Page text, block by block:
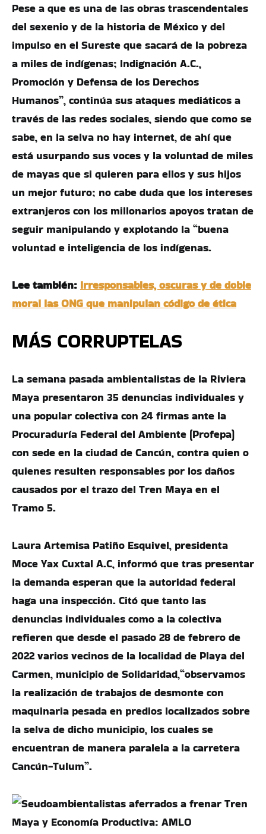
Pese a que es una de las obras trascendentales
del sexenio y de la historia de México y del
impulso en el Sureste que sacará de la pobreza
a miles de indígenas; Indignación A.C.,
Promoción y Defensa de los Derechos
Humanos”, continúa sus ataques mediáticos a
través de las redes sociales, siendo que como se
sabe, en la selva no hay internet, de ahí que
está usurpando sus voces y la voluntad de miles
de mayas que si quieren para ellos y sus hijos
un mejor futuro; no cabe duda que los intereses
extranjeros con los millonarios apoyos tratan de
seguir manipulando y explotando la “buena
voluntad e inteligencia de los indígenas.
Lee también: Irresponsables, oscuras y de doble
moral las ONG que manipulan código de ética
MÁS CORRUPTELAS
La semana pasada ambientalistas de la Riviera
Maya presentaron 35 denuncias individuales y
una popular colectiva con 24 firmas ante la
Procuraduría Federal del Ambiente (Profepa)
con sede en la ciudad de Cancún, contra quien o
quienes resulten responsables por los daños
causados por el trazo del Tren Maya en el
Tramo 5.
Laura Artemisa Patiño Esquivel, presidenta
Moce Yax Cuxtal A.C, informó que tras presentar
la demanda esperan que la autoridad federal
haga una inspección. Citó que tanto las
denuncias individuales como a la colectiva
refieren que desde el pasado 28 de febrero de
2022 varios vecinos de la localidad de Playa del
Carmen, municipio de Solidaridad,“observamos
la realización de trabajos de desmonte con
maquinaria pesada en predios localizados sobre
la selva de dicho municipio, los cuales se
encuentran de manera paralela a la carretera
Cancún-Tulum”.